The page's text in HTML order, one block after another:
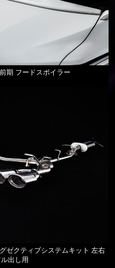
期 フードスポイラー
ゼクティブシステムキット 左右
出し用